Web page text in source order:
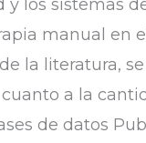
y los sistemas
manual en
la literatura,
cuanto a la
de datos